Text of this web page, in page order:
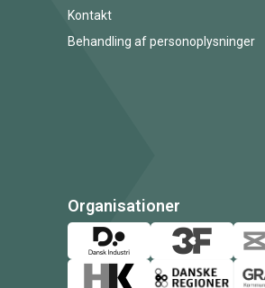
Kontakt
Behandling af personoplysninger
Organisationer